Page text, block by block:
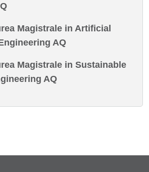
Magistrale in Artificial
AQ
Magistrale in Sustainable
AQ